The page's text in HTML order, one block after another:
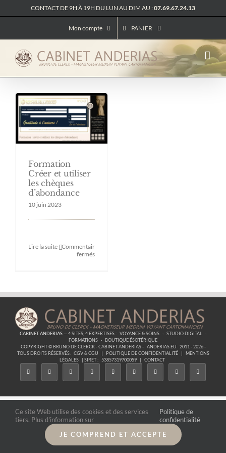
au
CONTACT DE 9H À 19H DU LUN AU DIM AU :07.69.67.24.13
Mon compte PANIER
Formation
Créer et utiliser
les chèques
d’abondance
10 juin 2023
Lire la suite Commentaires
ferméssur
les
chèques
CABINET ANDERIAS— 4 SITES, 4 EXPERTISES : VOYANCE & SOINS · STUDIO DIGITAL
·
FORMATIONS · BOUTIQUE ÉSOTÉRIQUE
COPYRIGHT © BRUNO DE CLERCK - CABINET ANDERIAS - ANDERIAS.EU
2011 - 2026 -
TOUS DROITS RÉSERVÉS.
CGV & CGU | POLITIQUE DE CONFIDENTIALITÉ |
MENTIONS
LÉGALES
| SIRET : 53857319700059 | CONTACT
Ce site Web utilise des cookies et des services
tiers. Plus d'information sur
Politique de
confidentialité
JE COMPREND ET ACCEPTE